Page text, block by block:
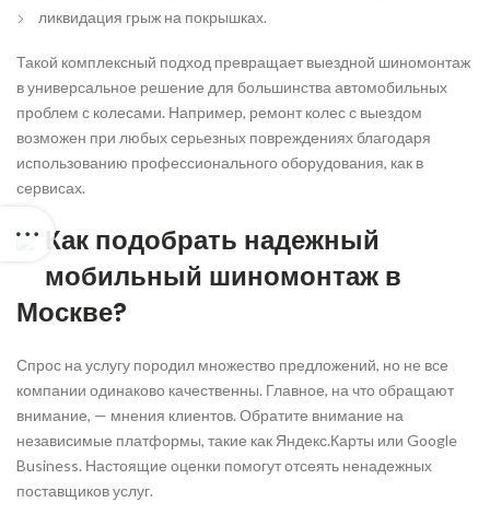
ликвидация грыж на покрышках.
Такой комплексный подход превращает выездной шиномонтаж
в универсальное решение для большинства автомобильных
проблем с колесами. Например, ремонт колес с выездом
возможен при любых серьезных повреждениях благодаря
использованию профессионального оборудования, как в
сервисах.
Как подобрать надежный
мобильный шиномонтаж в
Москве?
Спрос на услугу породил множество предложений, но не все
компании одинаково качественны. Главное, на что обращают
внимание, — мнения клиентов. Обратите внимание на
независимые платформы, такие как Яндекс.Карты или Google
Business. Настоящие оценки помогут отсеять ненадежных
поставщиков услуг.